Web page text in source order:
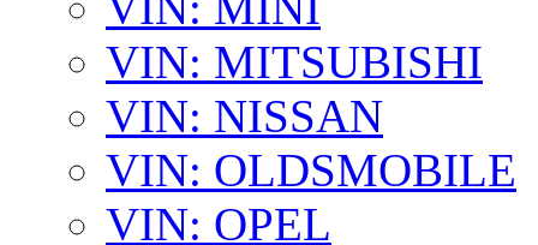
VIN: MITSUBISHI
VIN: NISSAN
VIN: OLDSMOBILE
VIN: OPEL